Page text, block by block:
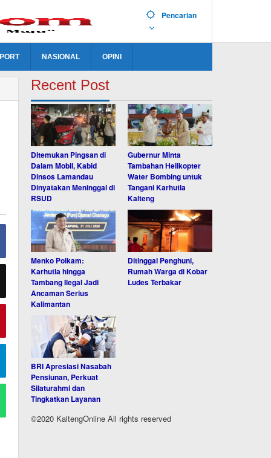
Pencarian
NASIONAL OPINI
Recent Post
Ditemukan Pingsan di
Dalam Mobil, Kabid
Dinsos Lamandau
Dinyatakan Meninggal di
RSUD
Gubernur Minta
Tambahan Helikopter
Water Bombing untuk
Tangani Karhutla
Kalteng
Menko Polkam:
Karhutla hingga
Tambang Ilegal Jadi
Ancaman Serius
Kalimantan
Ditinggal Penghuni,
Rumah Warga di Kobar
Ludes Terbakar
BRI Apresiasi Nasabah
Pensiunan, Perkuat
Silaturahmi dan
Tingkatkan Layanan
©2020 KaltengOnline All rights reserved